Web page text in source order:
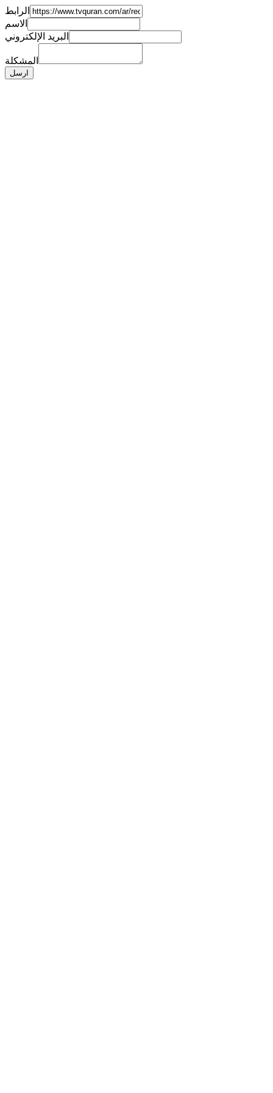
الرابط
الاسم
البريد الإلكتروني
المشكلة
ارسل